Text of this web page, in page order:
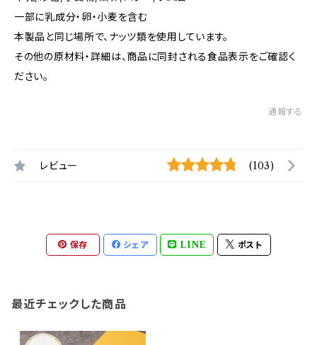
一部に乳成分・卵・小麦を含む
本製品と同じ場所で、ナッツ類を使用しています。
その他の原材料・詳細は、商品に同封される食品表示をご確認く
ださい。
通報する
レビュー (103)
保存 シェア LINE ポスト
最近チェックした商品